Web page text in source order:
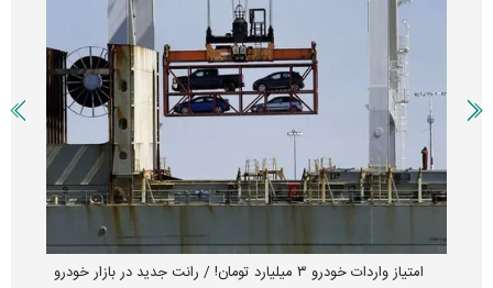
امتیاز واردات خودرو ۳ میلیارد تومان! / رانت جدید در بازار خودرو